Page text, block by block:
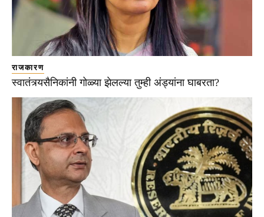
राजकारण
स्वातंत्र्यसैनिकांनी गोळ्या झेलल्या तुम्ही अंड्यांना घाबरता?